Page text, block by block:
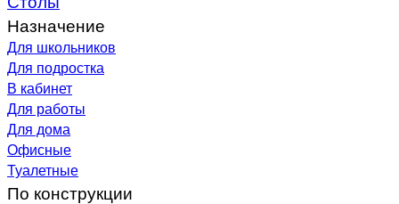
Назначение
Для школьников
Для подростка
В кабинет
Для работы
Для дома
Офисные
Туалетные
По конструкции